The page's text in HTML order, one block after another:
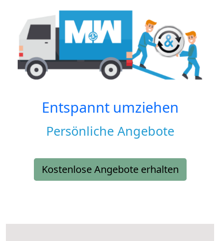
Entspannt umziehen
Persönliche Angebote
Kostenlose Angebote erhalten